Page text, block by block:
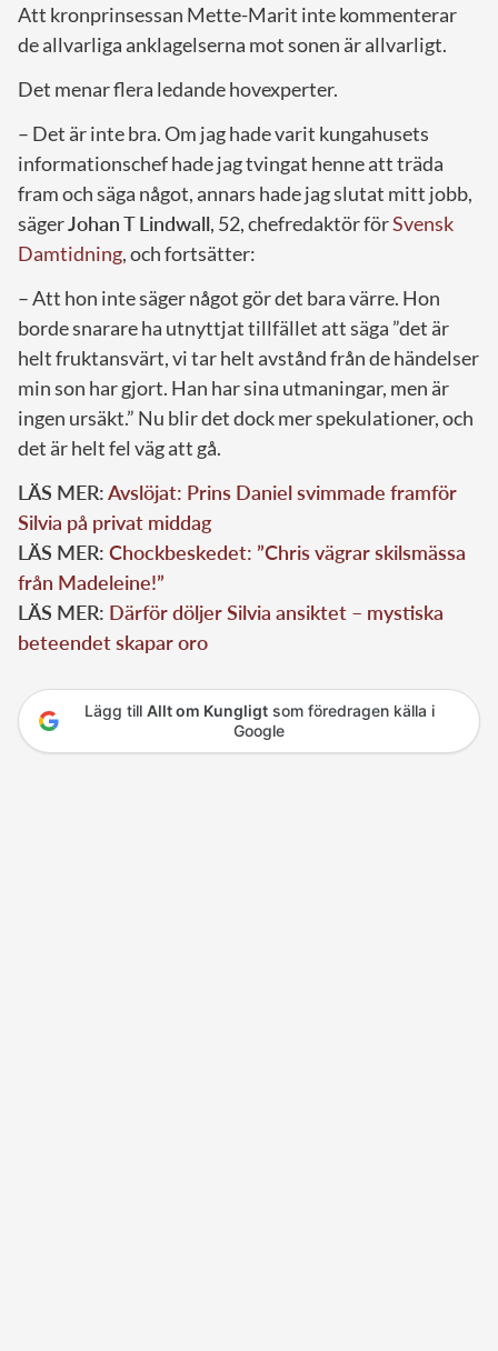
Att kronprinsessan Mette-Marit inte kommenterar
de allvarliga anklagelserna mot sonen är allvarligt.
Det menar flera ledande hovexperter.
– Det är inte bra. Om jag hade varit kungahusets
informationschef hade jag tvingat henne att träda
fram och säga något, annars hade jag slutat mitt jobb,
sägerJohan T Lindwall, 52, chefredaktör förSvensk
Damtidning, och fortsätter:
– Att hon inte säger något gör det bara värre. Hon
borde snarare ha utnyttjat tillfället att säga ”det är
helt fruktansvärt, vi tar helt avstånd från de händelser
min son har gjort. Han har sina utmaningar, men är
ingen ursäkt.” Nu blir det dock mer spekulationer, och
det är helt fel väg att gå.
LÄS MER:Avslöjat: Prins Daniel svimmade framför
Silvia på privat middag
LÄS MER: Chockbeskedet: ”Chris vägrar skilsmässa
från Madeleine!”
LÄS MER: Därför döljer Silvia ansiktet – mystiska
beteendet skapar oro
Lägg till Allt om Kungligtsom föredragen källa i
Google